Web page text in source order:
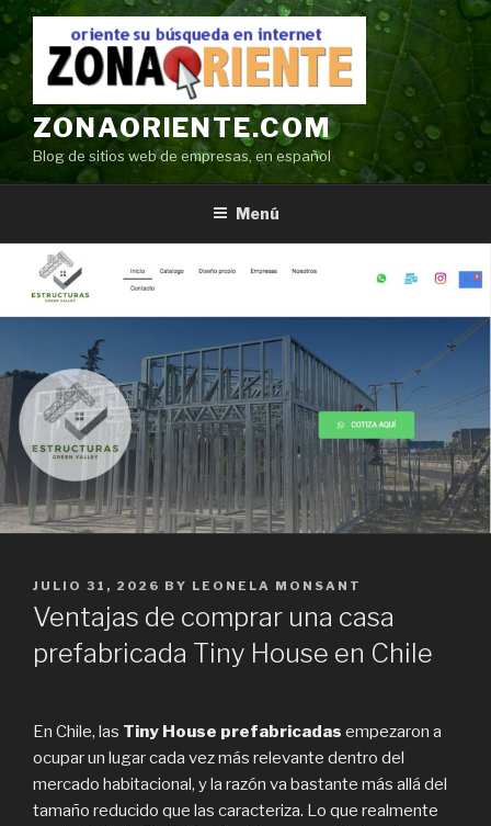
Ir
contenido
ZONAORIENTE.COM
Blog de sitios web de empresas, en español
Menú
POSTED
ON
JULIO 31, 2026 BY LEONELA MONSANT
Ventajas de comprar una casa
prefabricada Tiny House en Chile
En Chile, las Tiny House prefabricadas empezaron a
ocupar un lugar cada vez más relevante dentro del
mercado habitacional, y la razón va bastante más allá del
tamaño reducido que las caracteriza. Lo que realmente